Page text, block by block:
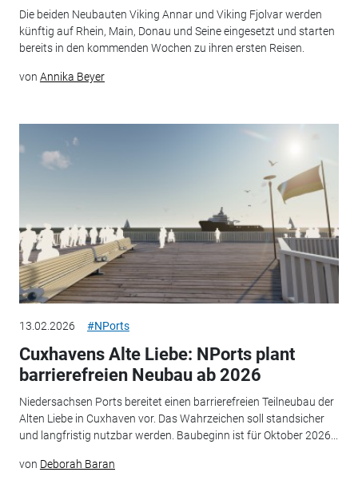
Die beiden Neubauten Viking Annar und Viking Fjolvar werden
künftig auf Rhein, Main, Donau und Seine eingesetzt und starten
bereits in den kommenden Wochen zu ihren ersten Reisen.
von Annika Beyer
13.02.2026 #NPorts
Cuxhavens Alte Liebe: NPorts plant
barrierefreien Neubau ab 2026
Niedersachsen Ports bereitet einen barrierefreien Teilneubau der
Alten Liebe in Cuxhaven vor. Das Wahrzeichen soll standsicher
und langfristig nutzbar werden. Baubeginn ist für Oktober 2026...
von Deborah Baran